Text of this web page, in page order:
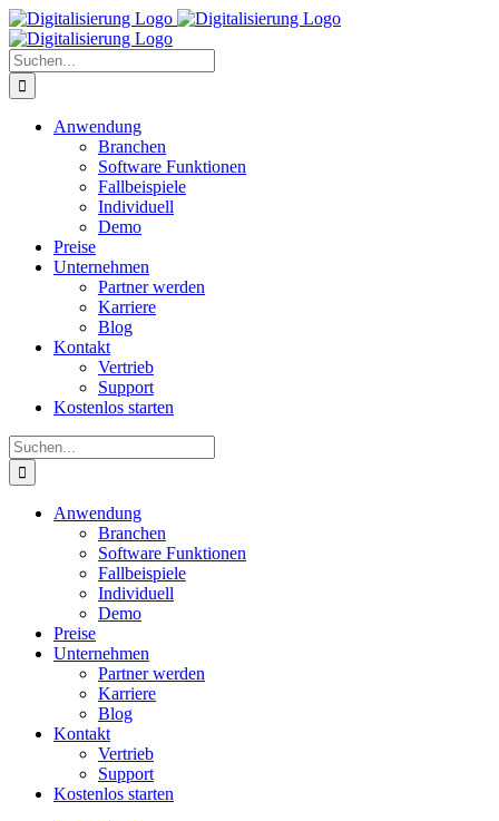
Zum
Inhalt
springen
Suche
nach:
Anwendung
Branchen
Software Funktionen
Fallbeispiele
Individuell
Demo
Preise
Unternehmen
Partner werden
Karriere
Blog
Kontakt
Vertrieb
Support
Kostenlos starten
Suche
nach:
Anwendung
Branchen
Software Funktionen
Fallbeispiele
Individuell
Demo
Preise
Unternehmen
Partner werden
Karriere
Blog
Kontakt
Vertrieb
Support
Kostenlos starten